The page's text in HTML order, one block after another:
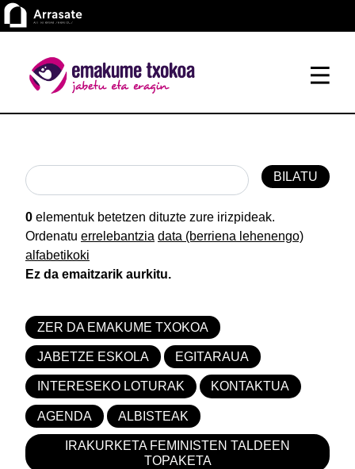
0 elementuk betetzen dituzte zure irizpideak.
Ordenatu errelebantzia data (berriena lehenengo)
alfabetikoki
Ez da emaitzarik aurkitu.
ZER DA EMAKUME TXOKOA
JABETZE ESKOLA EGITARAUA
INTERESEKO LOTURAK KONTAKTUA
AGENDA ALBISTEAK
IRAKURKETA FEMINISTEN TALDEEN
TOPAKETA